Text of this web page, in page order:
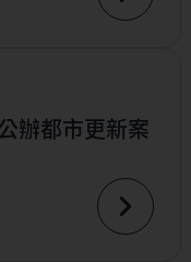
辦都市更新案